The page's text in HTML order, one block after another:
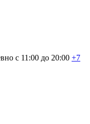
с 11:00 до 20:00 +7